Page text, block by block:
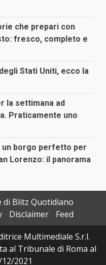
che prepari con
fresco, completo e
Stati Uniti, ecco la
la settimana ad
Praticamente uno
un borgo perfetto per
Lorenzo: il panorama
di Blitz Quotidiano
Disclaimer
Feed
Multimediale S.r.l.
al Tribunale di Roma al
2021